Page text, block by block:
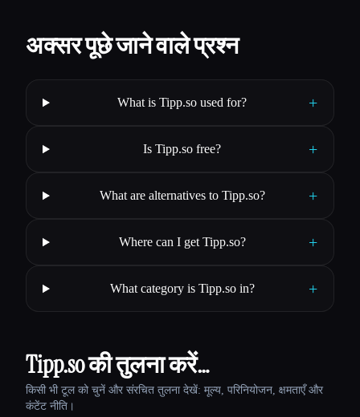
अक्सर पूछे जाने वाले प्रश्न
What is Tipp.so used for? +
Is Tipp.so free? +
What are alternatives to Tipp.so? +
Where can I get Tipp.so? +
What category is Tipp.so in? +
Tipp.so की तुलना करें…
किसी भी टूल को चुनें और संरचित तुलना देखें: मूल्य, परिनियोजन, क्षमताएँ और
कंटेंट नीति।